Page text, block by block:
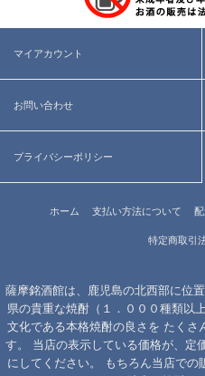
マイアカウント
お問い合わせ
プライバシーポリシー
ホーム 支払い方法について
特定商取引
薩摩銘酒館は、鹿児島の北西部に位
県の貴重な焼酎（１．０００種類以
文化である本格焼酎の良さを たくさ
す。 当店の表示している価格が、定
にしてください。 もちろん当店での